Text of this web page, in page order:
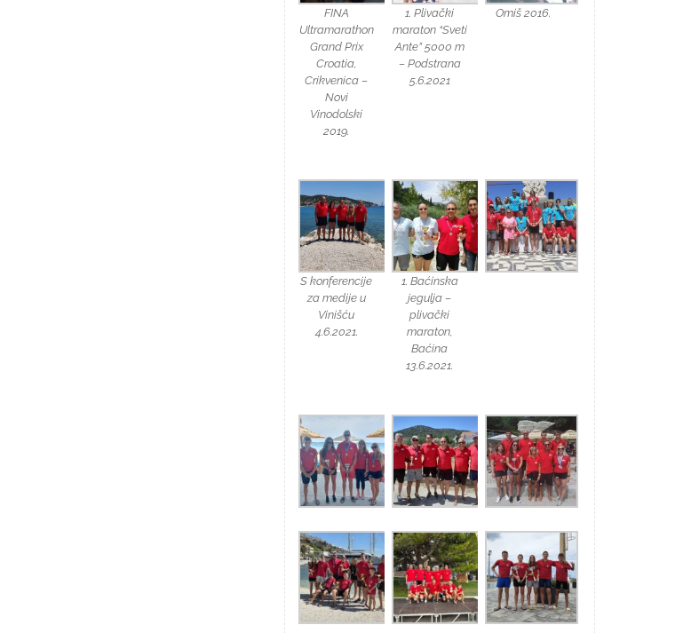
FINA
Ultramarathon
Grand Prix
Croatia,
Crikvenica –
Novi
Vinodolski
2019.
1. Plivački
maraton “Sveti
Ante” 5000 m
– Podstrana
5.6.2021
Omiš 2016.
S konferencije
za medije u
Vinišću
4.6.2021.
1. Baćinska
jegulja –
plivački
maraton,
Baćina
13.6.2021.